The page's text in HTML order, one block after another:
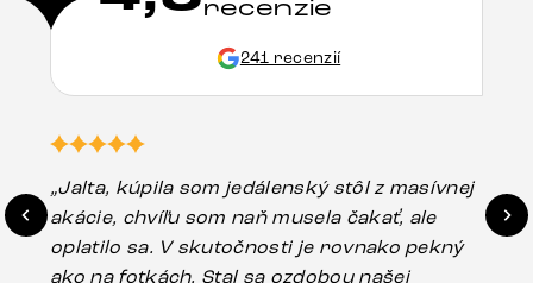
recenzie
241 recenzií
„Jalta, kúpila som jedálenský stôl z masívnej
akácie, chvíľu som naň musela čakať, ale
oplatilo sa. V skutočnosti je rovnako pekný
ako na fotkách. Stal sa ozdobou našej